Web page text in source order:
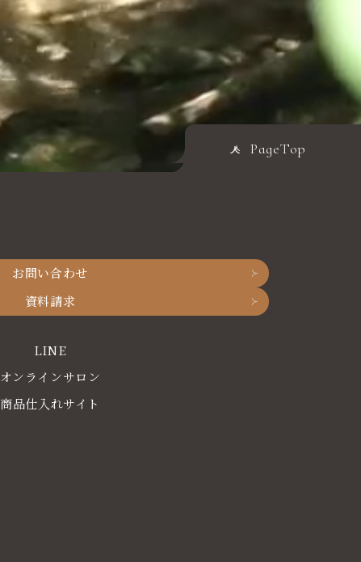
PageTop
お問い合わせ
資料請求
LINE
オンラインサロン
商品仕入れサイト